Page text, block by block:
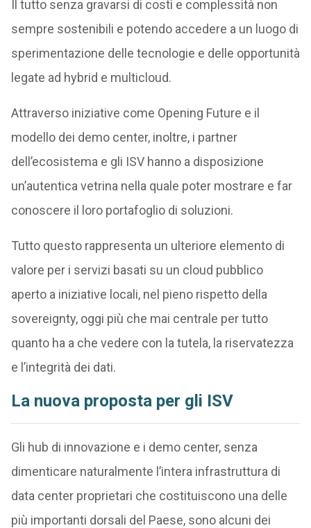
Il tutto senza gravarsi di costi e complessità non
sempre sostenibili e potendo accedere a un luogo di
sperimentazione delle tecnologie e delle opportunità
legate ad hybrid e multicloud.
Attraverso iniziative come Opening Future e il
modello dei demo center, inoltre, i partner
dell’ecosistema e gli ISV hanno a disposizione
un’autentica vetrina nella quale poter mostrare e far
conoscere il loro portafoglio di soluzioni.
Tutto questo rappresenta un ulteriore elemento di
valore per i servizi basati su un cloud pubblico
aperto a iniziative locali, nel pieno rispetto della
sovereignty, oggi più che mai centrale per tutto
quanto ha a che vedere con la tutela, la riservatezza
e l’integrità dei dati.
La nuova proposta per gli ISV
Gli hub di innovazione e i demo center, senza
dimenticare naturalmente l’intera infrastruttura di
data center proprietari che costituiscono una delle
più importanti dorsali del Paese, sono alcuni dei